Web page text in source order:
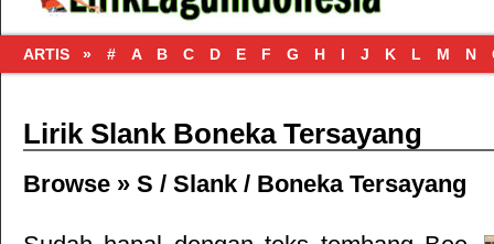
ARTIS » # A B C D E F G H I J K L M N
Lirik Slank Boneka Tersayang
Browse » S / Slank / Boneka Tersayang